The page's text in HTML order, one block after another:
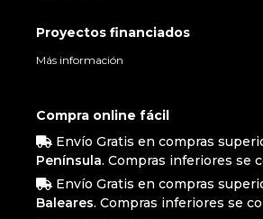
Proyectos financiados
Más información
Compra online fácil
Envío Gratis en compras
Península. Compras inferiores se
Envío Gratis en compras
Baleares. Compras inferiores se